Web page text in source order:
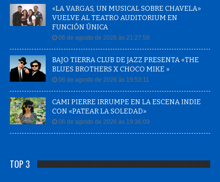
«LA VARGAS, UN MUSICAL SOBRE CHAVELA»
VUELVE AL TEATRO AUDITORIUM EN
FUNCIÓN ÚNICA
06 de agosto de 2026 às 21:27:58
BAJO TIERRA CLUB DE JAZZ PRESENTA «THE
BLUES BROTHERS X CHOCO MIKE »
06 de agosto de 2026 às 19:53:11
CAMI PIERRE IRRUMPE EN LA ESCENA INDIE
CON «PATEAR LA SOLEDAD»
06 de agosto de 2026 às 19:36:09
TOP 3